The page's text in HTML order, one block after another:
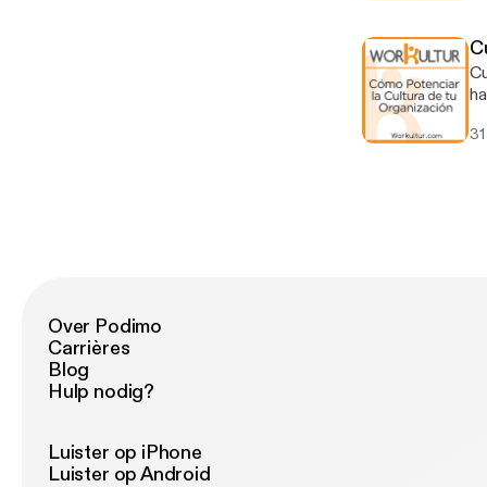
Over Podimo
Carrières
Blog
Hulp nodig?
Luister op iPhone
Luister op Android